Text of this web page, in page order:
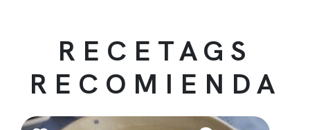
RECETAGS
RECOMIENDA